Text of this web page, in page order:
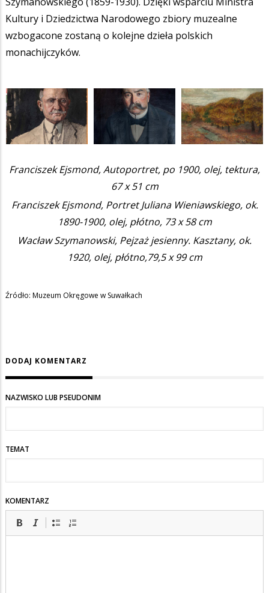
Kultury i Dziedzictwa Narodowego zbiory muzealne
wzbogacone zostaną o kolejne dzieła polskich
monachijczyków.
Franciszek Ejsmond, Autoportret, po 1900, olej, tektura,
67 x 51 cm
Franciszek Ejsmond, Portret Juliana Wieniawskiego, ok.
1890-1900, olej, płótno, 73 x 58 cm
Wacław Szymanowski, Pejzaż jesienny. Kasztany, ok.
1920, olej, płótno,79,5 x 99 cm
Źródło: Muzeum Okręgowe w Suwałkach
DODAJ KOMENTARZ
NAZWISKO LUB PSEUDONIM
TEMAT
KOMENTARZ